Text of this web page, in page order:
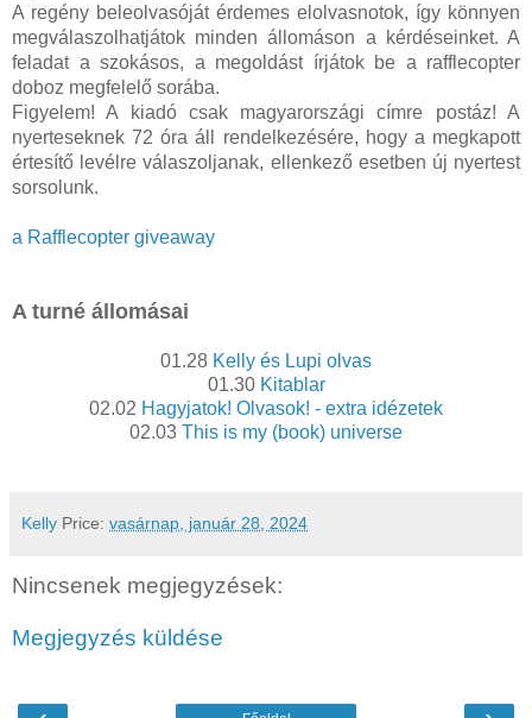
A regény beleolvasóját érdemes elolvasnotok, így könnyen
megválaszolhatjátok minden állomáson a kérdéseinket. A
feladat a szokásos, a megoldást írjátok be a rafflecopter
doboz megfelelő sorába.
Figyelem! A kiadó csak magyarországi címre postáz! A
nyerteseknek 72 óra áll rendelkezésére, hogy a megkapott
értesítő levélre válaszoljanak, ellenkező esetben új nyertest
sorsolunk.
a Rafflecopter giveaway
A turné állomásai
01.28 Kelly és Lupi olvas
01.30Kitablar
02.02 Hagyjatok! Olvasok! - extra idézetek
02.03 This is my (book) universe
Kelly Price: vasárnap, január 28, 2024
Nincsenek megjegyzések:
Megjegyzés küldése